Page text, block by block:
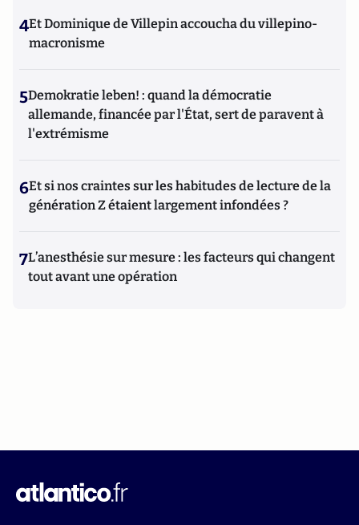
4Et Dominique de Villepin accoucha du villepino-
macronisme
5Demokratie leben! : quand la démocratie
allemande, financée par l'État, sert de paravent à
l'extrémisme
6Et si nos craintes sur les habitudes de lecture de la
génération Z étaient largement infondées ?
7L’anesthésie sur mesure : les facteurs qui changent
tout avant une opération